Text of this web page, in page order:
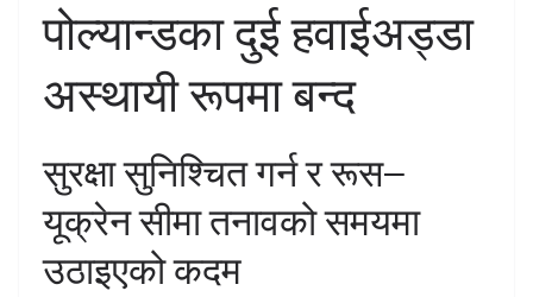
पोल्यान्डका दुई हवाईअड्डा
अस्थायी रूपमा बन्द
सुरक्षा सुनिश्चित गर्न र रूस–
यूक्रेन सीमा तनावको समयमा
उठाइएको कदम